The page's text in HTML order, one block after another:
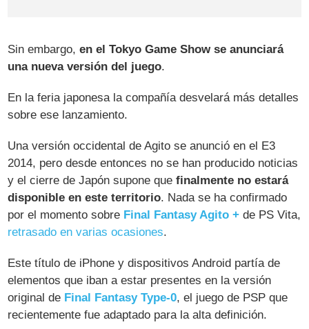
Sin embargo,en el Tokyo Game Show se anunciará
una nueva versión del juego.
En la feria japonesa la compañía desvelará más detalles
sobre ese lanzamiento.
Una versión occidental de Agito se anunció en el E3
2014, pero desde entonces no se han producido noticias
y el cierre de Japón supone quefinalmente no estará
disponible en este territorio. Nada se ha confirmado
por el momento sobre Final Fantasy Agito + de PS Vita,
retrasado en varias ocasiones.
Este título de iPhone y dispositivos Android partía de
elementos que iban a estar presentes en la versión
original de Final Fantasy Type-0, el juego de PSP que
recientemente fue adaptado para la alta definición.